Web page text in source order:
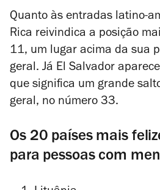
Quanto às entradas latino-
Rica reivindica a posição
11, um lugar acima da sua
geral. Já El Salvador
que significa um grande
geral, no número 33.
Os 20 países mais
para pessoas com